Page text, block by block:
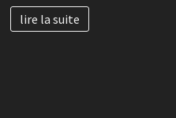
lire la suite